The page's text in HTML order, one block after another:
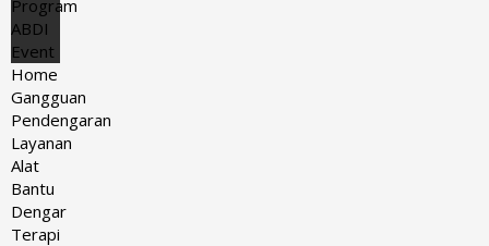
Program
ABDI
Event
Home
Gangguan
Pendengaran
Layanan
Alat
Bantu
Dengar
Terapi